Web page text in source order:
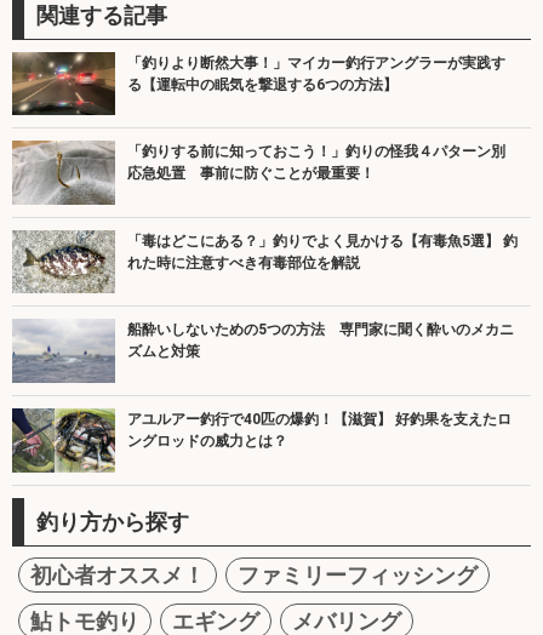
関連する記事
「釣りより断然大事！」マイカー釣行アングラーが実践す
る【運転中の眠気を撃退する6つの方法】
「釣りする前に知っておこう！」釣りの怪我４パターン別
応急処置 事前に防ぐことが最重要！
「毒はどこにある？」釣りでよく見かける【有毒魚5選】 釣
れた時に注意すべき有毒部位を解説
船酔いしないための5つの方法 専門家に聞く酔いのメカニ
ズムと対策
アユルアー釣行で40匹の爆釣！【滋賀】 好釣果を支えたロ
ングロッドの威力とは？
釣り方から探す
初心者オススメ！
ファミリーフィッシング
鮎トモ釣り
エギング
メバリング